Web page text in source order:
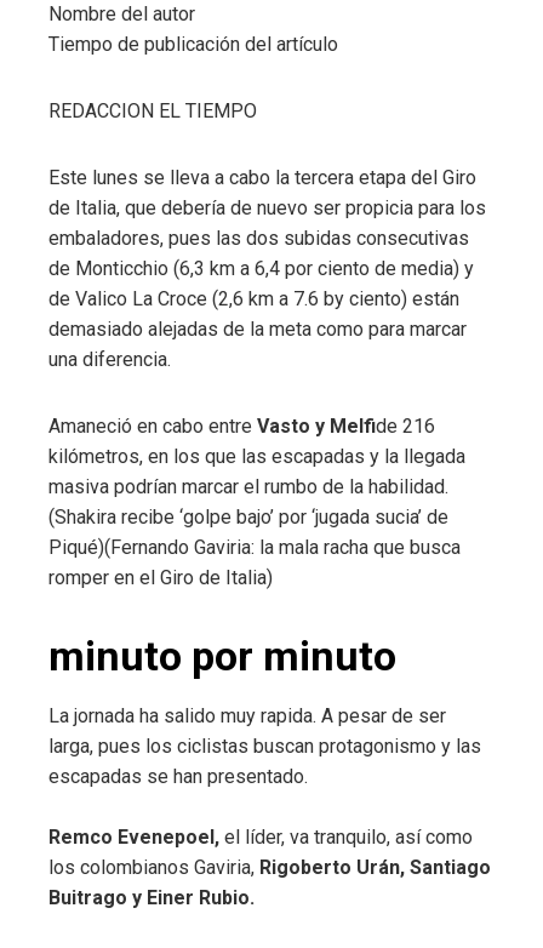
Nombre del autor
Tiempo de publicación del artículo
REDACCION EL TIEMPO
Este lunes se lleva a cabo la tercera etapa del Giro
de Italia, que debería de nuevo ser propicia para los
embaladores, pues las dos subidas consecutivas
de Monticchio (6,3 km a 6,4 por ciento de media) y
de Valico La Croce (2,6 km a 7.6 by ciento) están
demasiado alejadas de la meta como para marcar
una diferencia.
Amaneció en cabo entre Vasto y Melfide 216
kilómetros, en los que las escapadas y la llegada
masiva podrían marcar el rumbo de la habilidad.
(Shakira recibe ‘golpe bajo’ por ‘jugada sucia’ de
Piqué)(Fernando Gaviria: la mala racha que busca
romper en el Giro de Italia)
minuto por minuto
La jornada ha salido muy rapida. A pesar de ser
larga, pues los ciclistas buscan protagonismo y las
escapadas se han presentado.
Remco Evenepoel, el líder, va tranquilo, así como
los colombianos Gaviria, Rigoberto Urán, Santiago
Buitrago y Einer Rubio.